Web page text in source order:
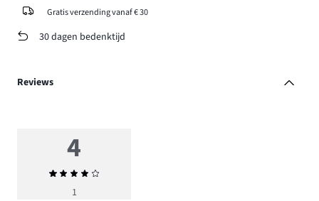
Gratis verzending vanaf € 30
30 dagen bedenktijd
Reviews
4
Gemiddelde
beoordeling
1